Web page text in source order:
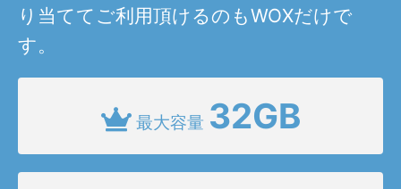
り当ててご利用頂けるのもWOXだけで
す。
最大容量 32GB